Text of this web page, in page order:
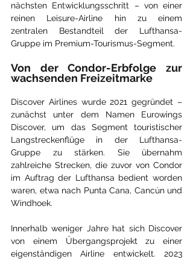
nächsten Entwicklungsschritt – von einer
reinen Leisure-Airline hin zu einem
zentralen Bestandteil der Lufthansa-
Gruppe im Premium-Tourismus-Segment.
Von der Condor-Erbfolge zur
wachsenden Freizeitmarke
Discover Airlines wurde 2021 gegründet –
zunächst unter dem Namen Eurowings
Discover, um das Segment touristischer
Langstreckenflüge in der Lufthansa-
Gruppe zu stärken. Sie übernahm
zahlreiche Strecken, die zuvor von Condor
im Auftrag der Lufthansa bedient worden
waren, etwa nach Punta Cana, Cancún und
Windhoek.
Innerhalb weniger Jahre hat sich Discover
von einem Übergangsprojekt zu einer
eigenständigen Airline entwickelt. 2023